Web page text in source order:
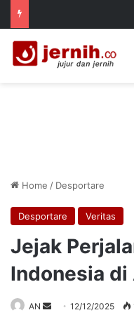
Home / Desportare
Desportare Veritas
Jejak
Indonesia di
AN
Send12/12/2025